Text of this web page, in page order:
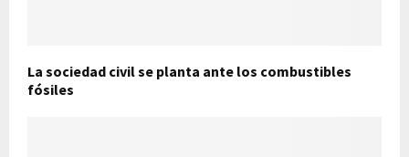
La sociedad civil se planta ante los combustibles
fósiles